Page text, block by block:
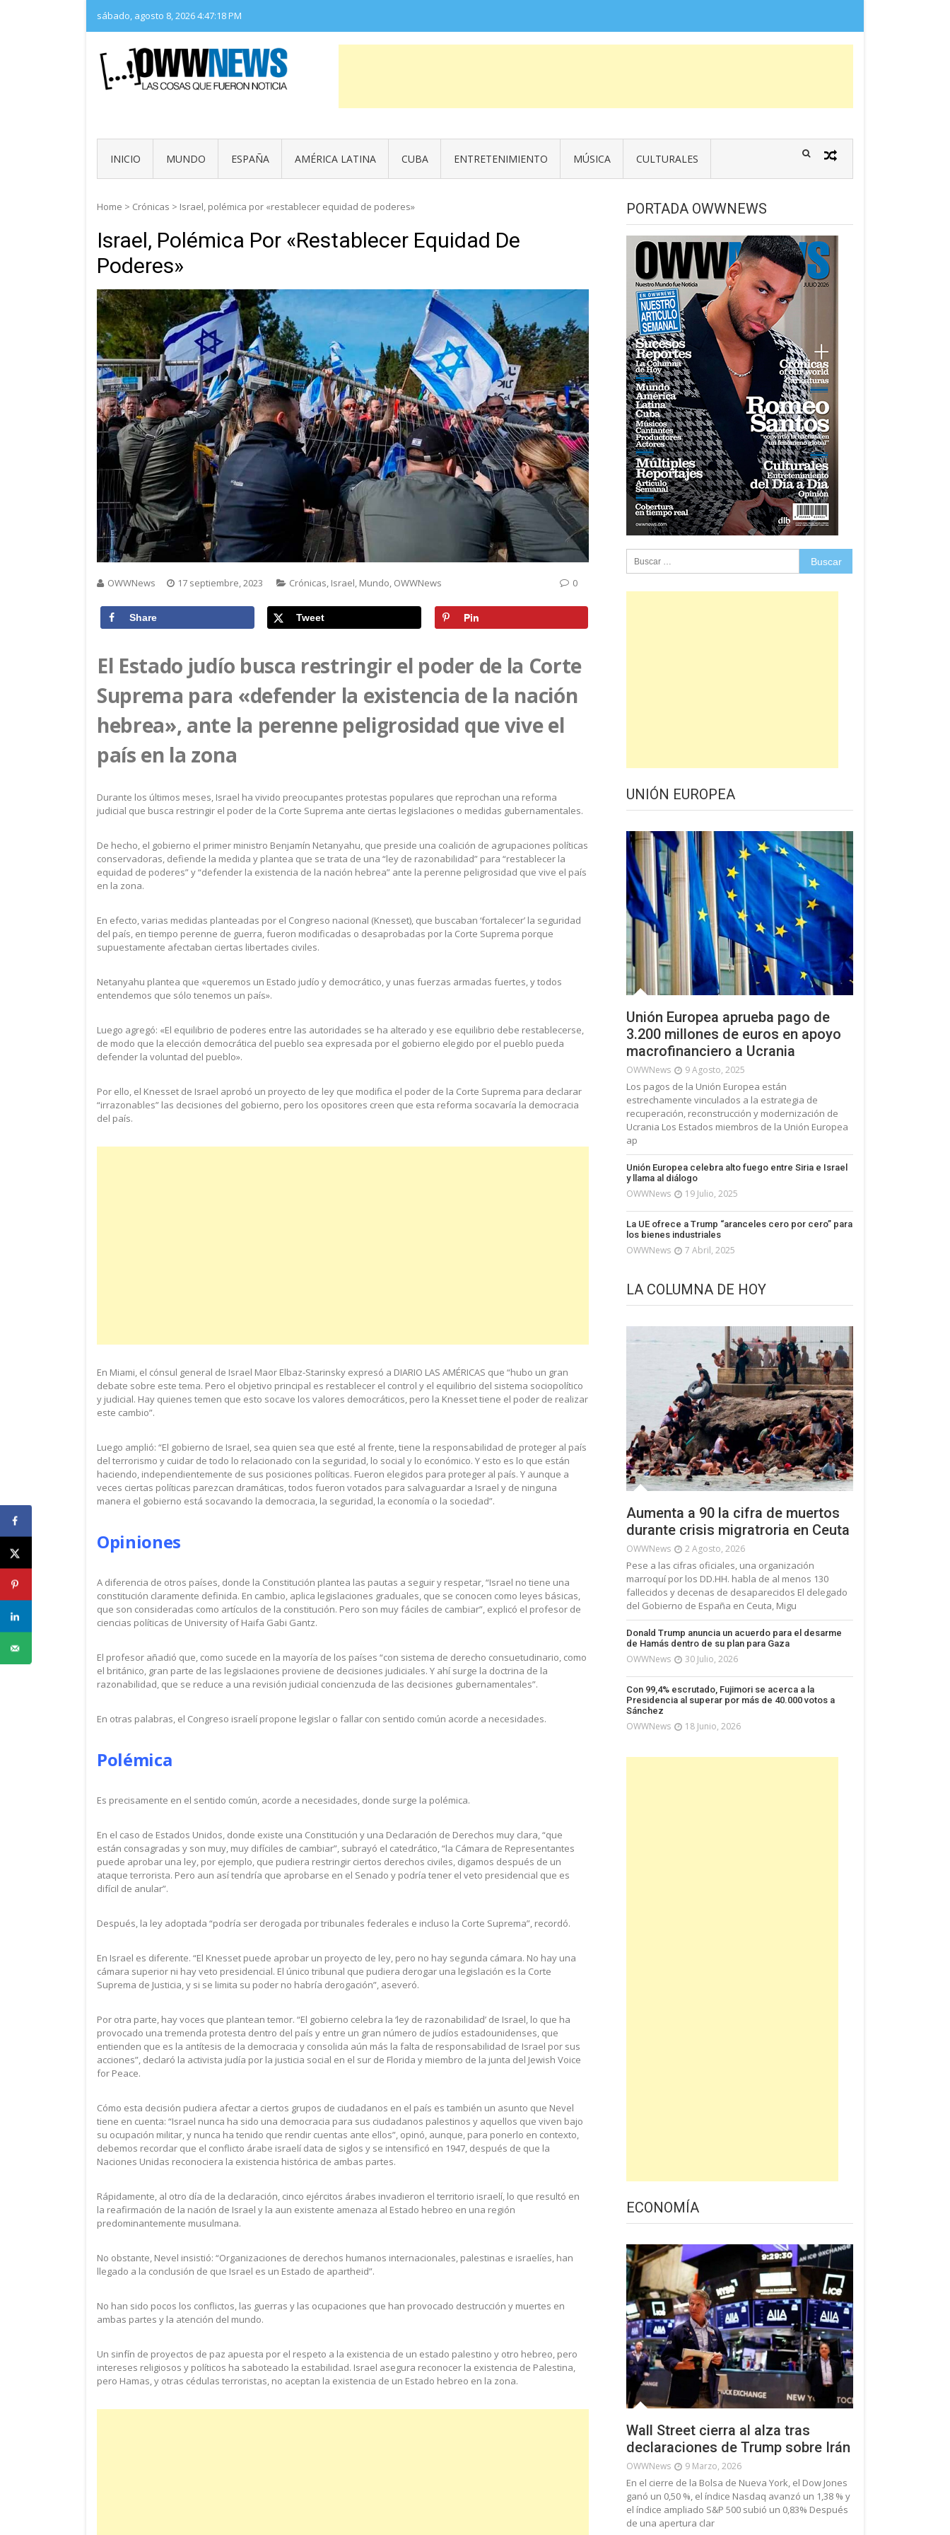
content
sábado, agosto 8, 20264:47:19 PM
INICIO MUNDO ESPAÑA AMÉRICA LATINA CUBA ENTRETENIMIENTO MÚSICA CULTURALES
Home > Crónicas > Israel, polémica por «restablecer equidad de poderes»
Israel, Polémica Por «restablecer Equidad De
Poderes»
OWWNews 17 septiembre, 2023 Crónicas, Israel, Mundo, OWWNews 0
Share Tweet Pin
El Estado judío busca restringir el poder de la Corte
Suprema para «defender la existencia de la nación
hebrea», ante la perenne peligrosidad que vive el
país en la zona
Durante los últimos meses, Israel ha vivido preocupantes protestas populares que reprochan una reforma
judicial que busca restringir el poder de la Corte Suprema ante ciertas legislaciones o medidas gubernamentales.
De hecho, el gobierno el primer ministro Benjamín Netanyahu, que preside una coalición de agrupaciones políticas
conservadoras, defiende la medida y plantea que se trata de una “ley de razonabilidad” para “restablecer la
equidad de poderes” y “defender la existencia de la nación hebrea” ante la perenne peligrosidad que vive el país
en la zona.
En efecto, varias medidas planteadas por el Congreso nacional (Knesset), que buscaban ‘fortalecer’ la seguridad
del país, en tiempo perenne de guerra, fueron modificadas o desaprobadas por la Corte Suprema porque
supuestamente afectaban ciertas libertades civiles.
Netanyahu plantea que «queremos un Estado judío y democrático, y unas fuerzas armadas fuertes, y todos
entendemos que sólo tenemos un país».
Luego agregó: «El equilibrio de poderes entre las autoridades se ha alterado y ese equilibrio debe restablecerse,
de modo que la elección democrática del pueblo sea expresada por el gobierno elegido por el pueblo pueda
defender la voluntad del pueblo».
Por ello, el Knesset de Israel aprobó un proyecto de ley que modifica el poder de la Corte Suprema para declarar
“irrazonables” las decisiones del gobierno, pero los opositores creen que esta reforma socavaría la democracia
del país.
En Miami, el cónsul general de Israel Maor Elbaz-Starinsky expresó a DIARIO LAS AMÉRICAS que “hubo un gran
debate sobre este tema. Pero el objetivo principal es restablecer el control y el equilibrio del sistema sociopolítico
y judicial. Hay quienes temen que esto socave los valores democráticos, pero la Knesset tiene el poder de realizar
este cambio”.
Luego amplió: “El gobierno de Israel, sea quien sea que esté al frente, tiene la responsabilidad de proteger al país
del terrorismo y cuidar de todo lo relacionado con la seguridad, lo social y lo económico. Y esto es lo que están
haciendo, independientemente de sus posiciones políticas. Fueron elegidos para proteger al país. Y aunque a
veces ciertas políticas parezcan dramáticas, todos fueron votados para salvaguardar a Israel y de ninguna
manera el gobierno está socavando la democracia, la seguridad, la economía o la sociedad”.
Opiniones
A diferencia de otros países, donde la Constitución plantea las pautas a seguir y respetar, “Israel no tiene una
constitución claramente definida. En cambio, aplica legislaciones graduales, que se conocen como leyes básicas,
que son consideradas como artículos de la constitución. Pero son muy fáciles de cambiar”, explicó el profesor de
ciencias políticas de University of Haifa Gabi Gantz.
El profesor añadió que, como sucede en la mayoría de los países “con sistema de derecho consuetudinario, como
el británico, gran parte de las legislaciones proviene de decisiones judiciales. Y ahí surge la doctrina de la
razonabilidad, que se reduce a una revisión judicial concienzuda de las decisiones gubernamentales”.
En otras palabras, el Congreso israelí propone legislar o fallar con sentido común acorde a necesidades.
Polémica
Es precisamente en el sentido común, acorde a necesidades, donde surge la polémica.
En el caso de Estados Unidos, donde existe una Constitución y una Declaración de Derechos muy clara, “que
están consagradas y son muy, muy difíciles de cambiar”, subrayó el catedrático, “la Cámara de Representantes
puede aprobar una ley, por ejemplo, que pudiera restringir ciertos derechos civiles, digamos después de un
ataque terrorista. Pero aun así tendría que aprobarse en el Senado y podría tener el veto presidencial que es
difícil de anular”.
Después, la ley adoptada “podría ser derogada por tribunales federales e incluso la Corte Suprema”, recordó.
En Israel es diferente. “El Knesset puede aprobar un proyecto de ley, pero no hay segunda cámara. No hay una
cámara superior ni hay veto presidencial. El único tribunal que pudiera derogar una legislación es la Corte
Suprema de Justicia, y si se limita su poder no habría derogación”, aseveró.
Por otra parte, hay voces que plantean temor. “El gobierno celebra la ‘ley de razonabilidad’ de Israel, lo que ha
provocado una tremenda protesta dentro del país y entre un gran número de judíos estadounidenses, que
entienden que es la antítesis de la democracia y consolida aún más la falta de responsabilidad de Israel por sus
acciones”, declaró la activista judía por la justicia social en el sur de Florida y miembro de la junta del Jewish Voice
for Peace.
Cómo esta decisión pudiera afectar a ciertos grupos de ciudadanos en el país es también un asunto que Nevel
tiene en cuenta: “Israel nunca ha sido una democracia para sus ciudadanos palestinos y aquellos que viven bajo
su ocupación militar, y nunca ha tenido que rendir cuentas ante ellos”, opinó, aunque, para ponerlo en contexto,
debemos recordar que el conflicto árabe israelí data de siglos y se intensificó en 1947, después de que la
Naciones Unidas reconociera la existencia histórica de ambas partes.
Rápidamente, al otro día de la declaración, cinco ejércitos árabes invadieron el territorio israelí, lo que resultó en
la reafirmación de la nación de Israel y la aun existente amenaza al Estado hebreo en una región
predominantemente musulmana.
No obstante, Nevel insistió: “Organizaciones de derechos humanos internacionales, palestinas e israelíes, han
llegado a la conclusión de que Israel es un Estado de apartheid”.
No han sido pocos los conflictos, las guerras y las ocupaciones que han provocado destrucción y muertes en
ambas partes y la atención del mundo.
Un sinfín de proyectos de paz apuesta por el respeto a la existencia de un estado palestino y otro hebreo, pero
intereses religiosos y políticos ha saboteado la estabilidad. Israel asegura reconocer la existencia de Palestina,
pero Hamas, y otras cédulas terroristas, no aceptan la existencia de un Estado hebreo en la zona.
PORTADA OWWNEWS
UNIÓN EUROPEA
Unión Europea aprueba pago de
3.200 millones de euros en apoyo
macrofinanciero a Ucrania
OWWNews 9 Agosto, 2025
Los pagos de la Unión Europea están
estrechamente vinculados a la estrategia de
recuperación, reconstrucción y modernización de
Ucrania Los Estados miembros de la Unión Europea
ap
Unión Europea celebra alto fuego entre Siria e Israel
y llama al diálogo
OWWNews 19 Julio, 2025
La UE ofrece a Trump “aranceles cero por cero” para
los bienes industriales
OWWNews 7 Abril, 2025
LA COLUMNA DE HOY
Aumenta a 90 la cifra de muertos
durante crisis migratroria en Ceuta
OWWNews 2 Agosto, 2026
Pese a las cifras oficiales, una organización
marroquí por los DD.HH. habla de al menos 130
fallecidos y decenas de desaparecidos El delegado
del Gobierno de España en Ceuta, Migu
Donald Trump anuncia un acuerdo para el desarme
de Hamás dentro de su plan para Gaza
OWWNews 30 Julio, 2026
Con 99,4% escrutado, Fujimori se acerca a la
Presidencia al superar por más de 40.000 votos a
Sánchez
OWWNews 18 Junio, 2026
ECONOMÍA
Wall Street cierra al alza tras
declaraciones de Trump sobre Irán
OWWNews 9 Marzo, 2026
En el cierre de la Bolsa de Nueva York, el Dow Jones
ganó un 0,50 %, el índice Nasdaq avanzó un 1,38 % y
el índice ampliado S&P 500 subió un 0,83% Después
de una apertura clar